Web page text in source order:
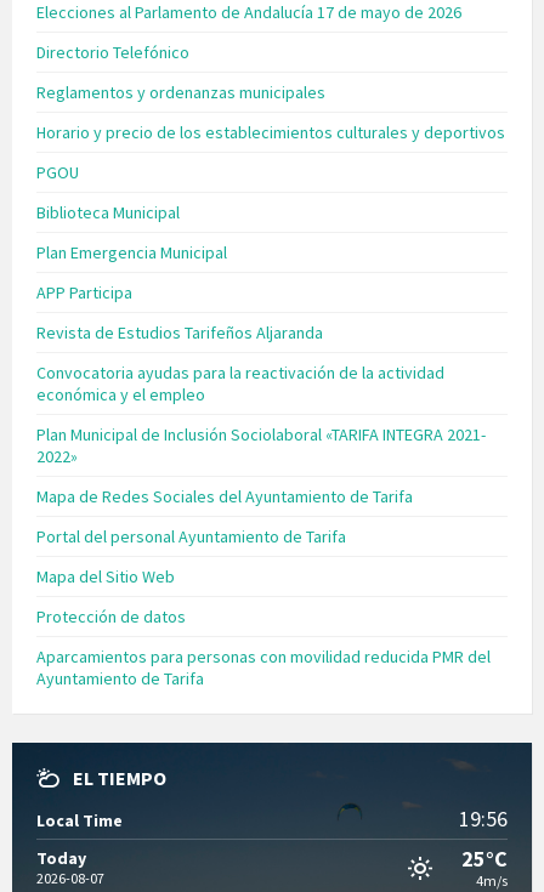
Elecciones al Parlamento de Andalucía 17 de mayo de 2026
Directorio Telefónico
Reglamentos y ordenanzas municipales
Horario y precio de los establecimientos culturales y deportivos
PGOU
Biblioteca Municipal
Plan Emergencia Municipal
APP Participa
Revista de Estudios Tarifeños Aljaranda
Convocatoria ayudas para la reactivación de la actividad
económica y el empleo
Plan Municipal de Inclusión Sociolaboral «TARIFA INTEGRA 2021-
2022»
Mapa de Redes Sociales del Ayuntamiento de Tarifa
Portal del personal Ayuntamiento de Tarifa
Mapa del Sitio Web
Protección de datos
Aparcamientos para personas con movilidad reducida PMR del
Ayuntamiento de Tarifa
EL TIEMPO
Local Time 19:56
Today
2026-08-07
25°C
4m/s